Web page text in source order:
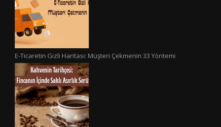
E-Ticaretin Gizli Haritası: Müşteri Çekmenin 33 Yöntemi